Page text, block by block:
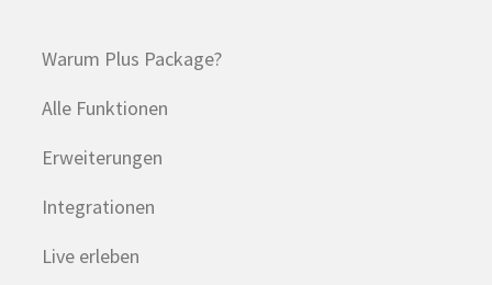
Warum Plus Package?
Alle Funktionen
Erweiterungen
Integrationen
Live erleben